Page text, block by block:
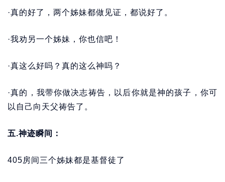
·真的好了，两个姊妹都做见证，都说好了。
·我劝另一个姊妹，你也信吧！
·真这么好吗？真的这么神吗？
·真的，我带你做决志祷告，以后你就是神的孩子，你可
以自己向天父祷告了。
五.神迹瞬间：
405房间三个姊妹都是基督徒了